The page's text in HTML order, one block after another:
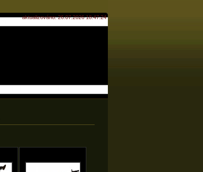
aktualizováno: 26.07.2026 18:47:24